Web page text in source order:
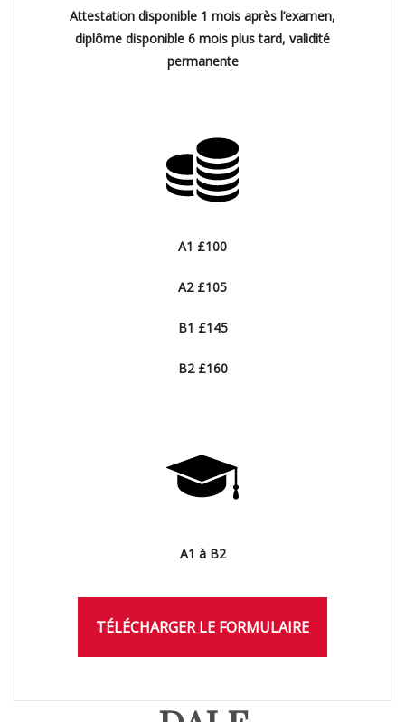
Attestation disponible 1 mois après l’examen,
diplôme disponible 6 mois plus tard, validité
permanente
A1 £100
A2 £105
B1 £145
B2 £160
A1 à B2
TÉLÉCHARGER LE FORMULAIRE